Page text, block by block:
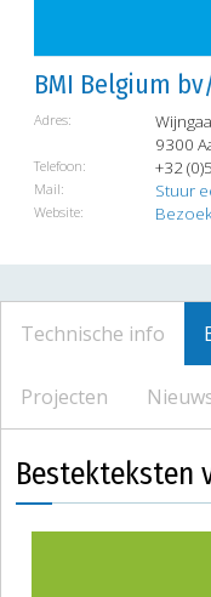
BMI Belgium
Adres:
9300
Telefoon: +32
Mail: Stuur
Website:
Technische info
Projecten
Bestekteksten